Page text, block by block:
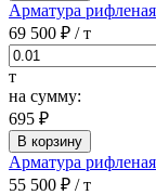
Арматура
69 500 ₽ / т
т
на сумму:
695 ₽
В корзину
Арматура
55 500 ₽ / т